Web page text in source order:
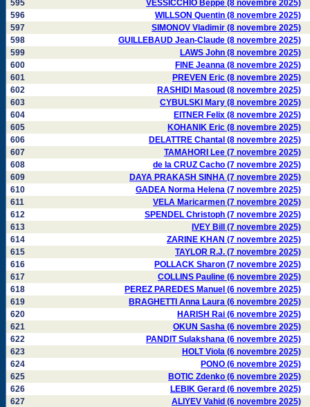
595
VESSICCHIO Beppe (8 novembre 2025)
596
WILLSON Quentin (8 novembre 2025)
597
SIMONOV Vladimir (8 novembre 2025)
598
GUILLEBAUD Jean-Claude (8 novembre 2025)
599
LAWS John (8 novembre 2025)
600
FINE Jeanna (8 novembre 2025)
601
PREVEN Eric (8 novembre 2025)
602
RASHIDI Masoud (8 novembre 2025)
603
CYBULSKI Mary (8 novembre 2025)
604
EITNER Felix (8 novembre 2025)
605
KOHANIK Eric (8 novembre 2025)
606
DELATTRE Chantal (8 novembre 2025)
607
TAMAHORI Lee (7 novembre 2025)
608
de la CRUZ Cacho (7 novembre 2025)
609
DAYA PRAKASH SINHA (7 novembre 2025)
610
GADEA Norma Helena (7 novembre 2025)
611
VELA Maricarmen (7 novembre 2025)
612
SPENDEL Christoph (7 novembre 2025)
613
IVEY Bill (7 novembre 2025)
614
ZARINE KHAN (7 novembre 2025)
615
TAYLOR R.J. (7 novembre 2025)
616
POLLACK Sharon (7 novembre 2025)
617
COLLINS Pauline (6 novembre 2025)
618
PEREZ PAREDES Manuel (6 novembre 2025)
619
BRAGHETTI Anna Laura (6 novembre 2025)
620
HARISH Rai (6 novembre 2025)
621
OKUN Sasha (6 novembre 2025)
622
PANDIT Sulakshana (6 novembre 2025)
623
HOLT Viola (6 novembre 2025)
624
PONO (6 novembre 2025)
625
BOTIC Zdenko (6 novembre 2025)
626
LEBIK Gerard (6 novembre 2025)
627
ALIYEV Vahid (6 novembre 2025)